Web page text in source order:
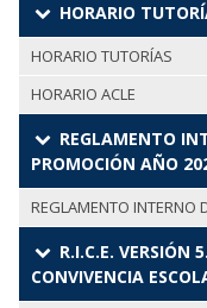
HORARIO
HORARIO TUTORÍAS
HORARIO ACLE
REGLAMENTO
PROMOCIÓN AÑO
REGLAMENTO INTERNO
R.I.C.E. VERSIÓN
CONVIVENCIA